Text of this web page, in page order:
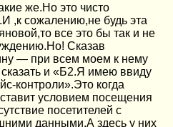
же.Но это чисто
,к сожалению,не будь эта
все это бы так и не
Сказав
— при всем моем к нему
и «Б2.Я имею ввиду
контроли».Это когда
условием посещения
посетителей с
данными.А здесь у них